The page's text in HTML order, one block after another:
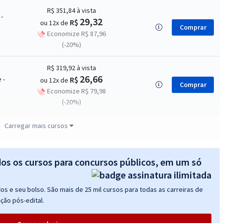
R$ 351,84à vista
ou 12x de R$ 29,32
Economize R$ 87,96
(-20%)
Comprar
-
R$ 319,92à vista
ou 12x de R$ 26,66
Economize R$ 79,98
(-20%)
Comprar
R$ 279,92
Economize R$ 69,98
(-20%)
ou 12x de R$132,72
(-20%)
Carregar mais cursos
os cursos para concursos públicos, em um só
e seu bolso. São mais de 25 mil cursos para todas as carreiras de
pós-edital.